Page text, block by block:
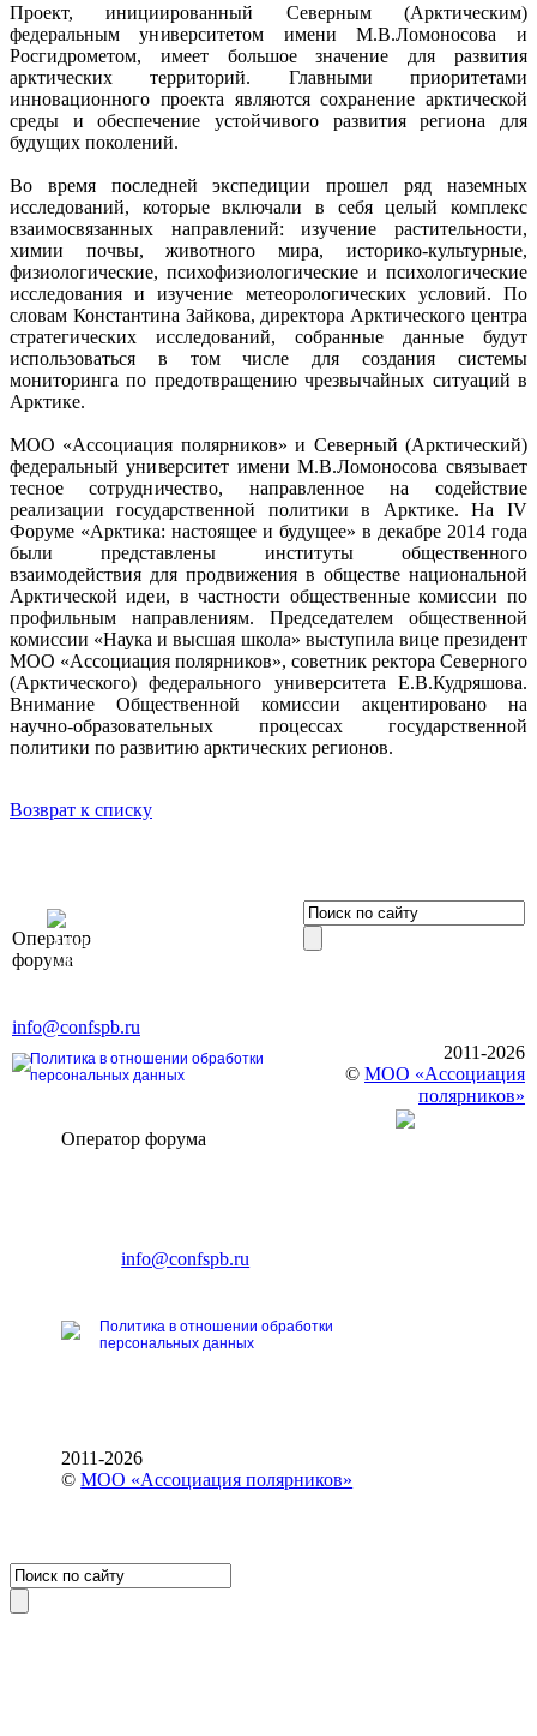
Проект, инициированный Северным (Арктическим)
федеральным университетом имени М.В.Ломоносова и
Росгидрометом, имеет большое значение для развития
арктических территорий. Главными приоритетами
инновационного проекта являются сохранение арктической
среды и обеспечение устойчивого развития региона для
будущих поколений.
Во время последней экспедиции прошел ряд наземных
исследований, которые включали в себя целый комплекс
взаимосвязанных направлений: изучение растительности,
химии почвы, животного мира, историко-культурные,
физиологические, психофизиологические и психологические
исследования и изучение метеорологических условий. По
словам Константина Зайкова, директора Арктического центра
стратегических исследований, собранные данные будут
использоваться в том числе для создания системы
мониторинга по предотвращению чрезвычайных ситуаций в
Арктике.
МОО «Ассоциация полярников» и Северный (Арктический)
федеральный университет имени М.В.Ломоносова связывает
тесное сотрудничество, направленное на содействие
реализации государственной политики в Арктике. На IV
Форуме «Арктика: настоящее и будущее» в декабре 2014 года
были представлены институты общественного
взаимодействия для продвижения в обществе национальной
Арктической идеи, в частности общественные комиссии по
профильным направлениям. Председателем общественной
комиссии «Наука и высшая школа» выступила вице президент
МОО «Ассоциация полярников», советник ректора Северного
(Арктического) федерального университета Е.В.Кудряшова.
Внимание Общественной комиссии акцентировано на
научно-образовательных процессах государственной
политики по развитию арктических регионов.
Возврат к списку
Оператор
форума
Элит»
196191, г. Санкт-Петербург,
info@confspb.ru
Политика в отношении обработки
персональных данных
2011-2026
© МОО «Ассоциация
полярников»
Оператор форума
E-mail:info@confspb.ru
Политика в отношении обработки
персональных данных
2011-2026
©МОО «Ассоциация полярников»